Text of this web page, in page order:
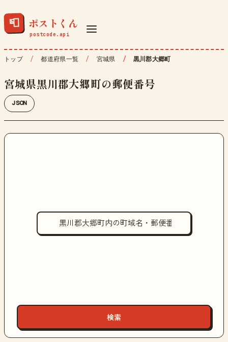
📮 ポストくん
トップ 都道府県一覧 宮城県 黒川郡大郷町
宮城県黒川郡大郷町の郵便番号
JSON